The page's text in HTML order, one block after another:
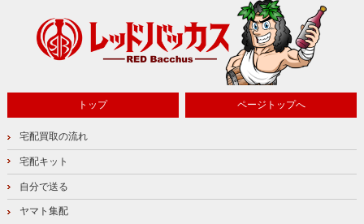
トップ ページトップへ
宅配買取の流れ
宅配キット
自分で送る
ヤマト集配